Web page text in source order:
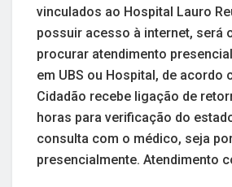
vinculados ao Hospital Lauro
possuir acesso à internet, será
procurar atendimento
em UBS ou Hospital, de acordo
Cidadão recebe ligação de
horas para verificação do
consulta com o médico, seja
presencialmente. Atendimento